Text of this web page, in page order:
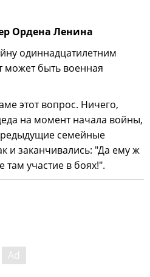
Ордена Ленина
одиннадцатилетним
может быть военная
этот вопрос. Ничего,
на момент начала войны,
семейные
и заканчивались: "Да ему ж
там участие в боях!".